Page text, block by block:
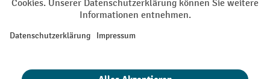
¹ Der Rabatt gilt so lange der Vorrat reicht. Der Rabatt gilt nicht auf
oder Gutscheinen ist nicht möglich. | ² Der Rabatt wird einmalig bei
eingelöst werden. Die Höhe des Rabatts variiert je nach